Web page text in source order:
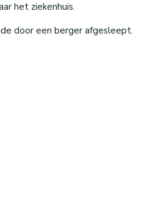
het ziekenhuis.
door een berger afgesleept.